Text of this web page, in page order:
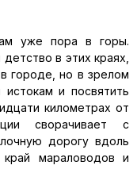
уже пора в горы.
в этих краях,
городе, но в зрелом
и посвятить
километрах от
сворачивает с
дорогу вдоль
мараловодов и